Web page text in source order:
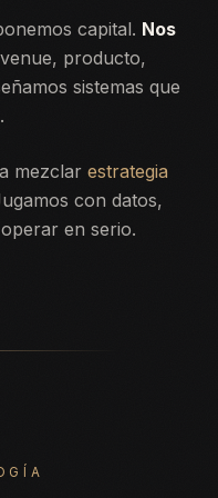
capital. Nos
producto,
sistemas que
mezclar estrategia
con datos,
en serio.